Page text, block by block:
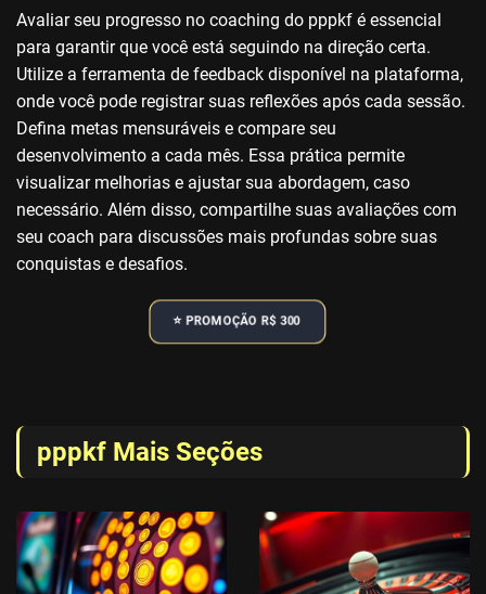
Avaliar seu progresso no coaching do pppkf é essencial
para garantir que você está seguindo na direção certa.
Utilize a ferramenta de feedback disponível na plataforma,
onde você pode registrar suas reflexões após cada sessão.
Defina metas mensuráveis e compare seu
desenvolvimento a cada mês. Essa prática permite
visualizar melhorias e ajustar sua abordagem, caso
necessário. Além disso, compartilhe suas avaliações com
seu coach para discussões mais profundas sobre suas
conquistas e desafios.
⭐️ PROMOÇÃO R$ 300
pppkf Mais Seções